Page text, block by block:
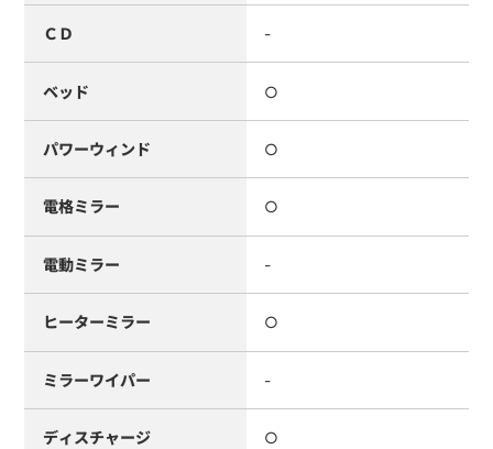
ＣＤ -
ベッド ○
パワーウィンド ○
電格ミラー ○
電動ミラー -
ヒーターミラー ○
ミラーワイパー -
ディスチャージ ○